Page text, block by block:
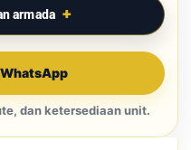
armada
dan ketersediaan unit.